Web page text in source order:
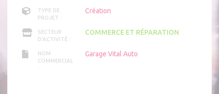
TYPE DE
PROJET :
Création
SECTEUR
D'ACTIVITÉ :
COMMERCE ET RÉPARATION
NOM
COMMERCIAL
:
Garage Vital Auto